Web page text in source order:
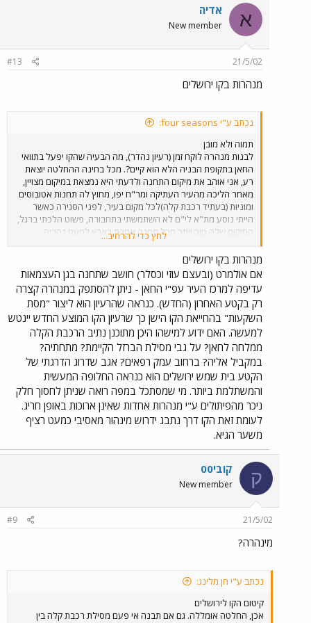
עצירות בלוד ובבית שמש. אני לא רוצה להיות פסימי, אבל אני מתחיל
לחשוש שיעבור עוד זמן רב עד שהרכבת תחזור להיות אמצעי התחבורה
המועדף לירושלים (כמו שהיתה, בפעם האחרונה, בתחילת המאה
להיראות מוזמן להכנס לאתר ´חדשות הרכבת´ שכתובתו מצורפת להלן.
א אדיה
New member
21/5/02
#13
מנהרות בקו ירושלים
נכתב ע"י four seasons:
תמוה ולא מובן
לבנות מנהרה לוקח זמן (רעיון נהדר), מה הבעיה שהקו יפעל בתוואי
החאן בתקופת הבניה הלא הוא קיים?. מכל בחינה ההחלטה יוצאת
רע, אני אוהב את מיקום התחנה ולדעתי היא נמצאת במיקום מצויין,
מאחר הליכה מהעיר העתיקה ומר"ח יפו, מחוץ לה תחנות אטובוסים
ומוניות (בעתיד רכבת קלה)לכל מקום בעיר, לפני הסגירה כאשר
הייתי נוסע מת"א לי"ם לא השתמשתי בתחבורה, פשוט הלכתי ברגל,
המיקום שלה טוב יותר מכל תחנה אחרת בארץ למעט נהריה
שנמצאת במרכז העיר ותחנת עכו שנבנאת מנהרה ממנה לתחנת
האוטובוסים המרכזית. אילו הייתי ירושלמי הוא היה מאבד את קולי.
לחץ כדי להרחיב...
מנהרות בקו ירושלים
אם אולמרט (ובעצם עוזי וכסלר) חושב שתחנה בגן העצמאות
עדיפה למרכז העיר עפ"י החאן - ניתן להסתפק במנהרה קצרה
רק בקטע האחרון (החדש). כנראה שהרעיון הוא ליצור "מסת
השקעות" בהחייאת הקו הישן כך שרעיון הקו המוצע החדש יינטש
למעשה. האם ידוע למישהו היכן מתוכנן נתיב הרכבת הקלה
ממלחה לחאן? על גבי מסילת הברזל הקיימת? מתחתיה?
במקביל אליה? ברחוב עמק רפאים? אגב שדרוג הדרגתי של
הקטע בית שמש ירושלים הוא כנראה החלופה המעשית
והמשתלמת ביותר. מי שמסתכל במפה רואה שניתן לחסוך חלק
ניכר מהפיתולים ע"י מנהרות אחדות שאינן ארוכות באופן חריג.
לעומת זאת הקו דרך נתבג ידרוש מינהור מאסיבי כמעט רציף
משער הגיא.
ק קובי00
New member
21/5/02
#9
מינהרה?
נכתב ע"י חן מלינג:
קיטום הקו לירושלים
אכן, החלטה אומללה. גם אם תבנה אי פעם מסילת רכבת קלה בין